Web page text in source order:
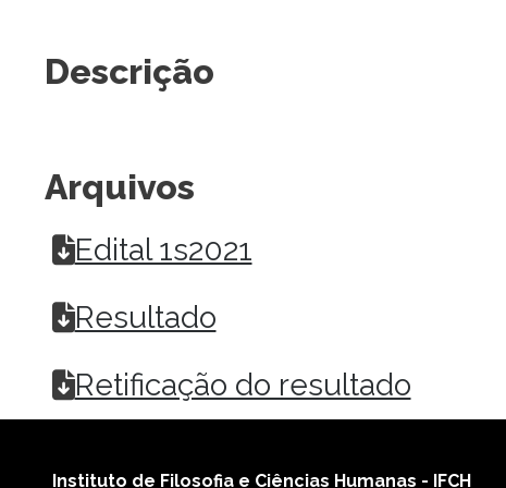
Descrição
Arquivos
Edital 1s2021
Resultado
Retificação do resultado
Instituto de Filosofia e Ciências Humanas - IFCH